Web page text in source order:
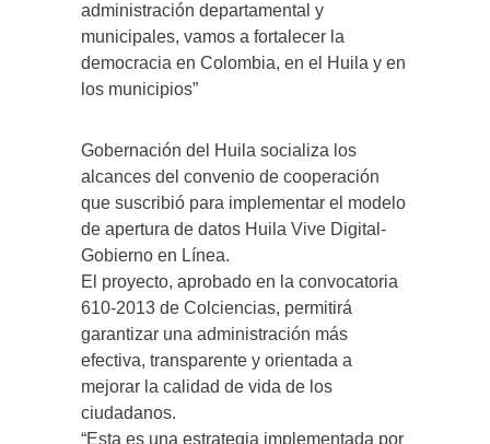
administración departamental y
municipales, vamos a fortalecer la
democracia en Colombia, en el Huila y en
los municipios”
Gobernación del Huila socializa los
alcances del convenio de cooperación
que suscribió para implementar el modelo
de apertura de datos Huila Vive Digital-
Gobierno en Línea.
El proyecto, aprobado en la convocatoria
610-2013 de Colciencias, permitirá
garantizar una administración más
efectiva, transparente y orientada a
mejorar la calidad de vida de los
ciudadanos.
“Esta es una estrategia implementada por